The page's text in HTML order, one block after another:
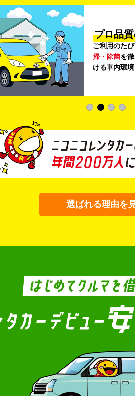
プロ品
ご利用のた
掃・除菌を
ける車内環
選ばれる理由を